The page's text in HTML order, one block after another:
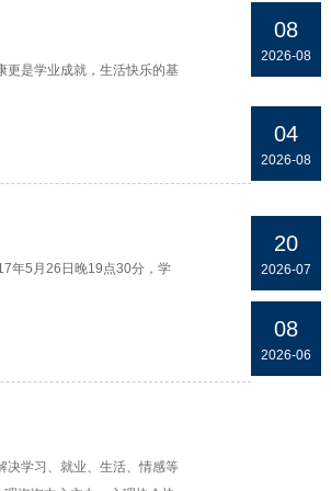
更是学业成就，生活快乐的基
年5月26日晚19点30分，学
决学习、就业、生活、情感等
08
2026-08
04
2026-08
20
2026-07
08
2026-06